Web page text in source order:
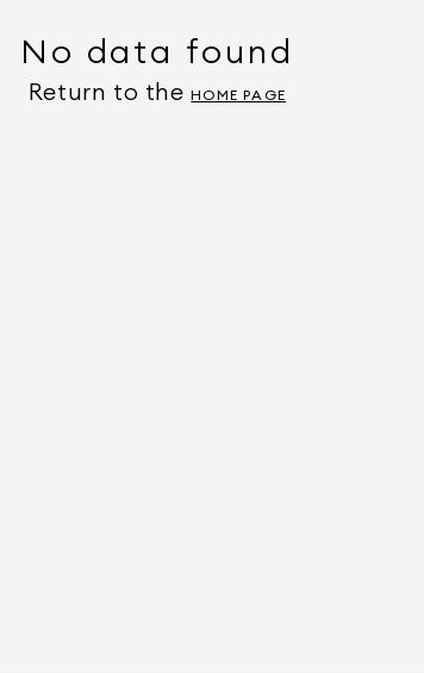
No data found
Return to the HOME PAGE